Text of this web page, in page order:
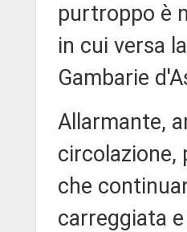
purtroppo è
in cui versa
Gambarie
Allarmante,
circolazione,
che
carreggiata